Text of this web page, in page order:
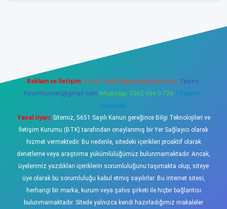
Reklam ve İletişim: E-mail: backlinkpaneli@gmail.com Teams:
forumhizmeti@gmail.com Whatsapp: 0262 606 0 726 Telegram:
@karabul
Yasal Uyarı:Sitemiz, 5651 Sayılı Kanun gereğince Bilgi Teknolojileri ve
İletişim Kurumu (BTK) tarafından onaylanmış bir Yer Sağlayıcı olarak
hizmet vermektedir. Bu nedenle, sitedeki içerikleri proaktif olarak
denetleme veya araştırma yükümlülüğümüz bulunmamaktadır. Ancak,
üyelerimiz yazdıkları içeriklerin sorumluluğunu taşımakta olup, siteye
üye olarak bu sorumluluğu kabul etmiş sayılırlar. Bu internet sitesi,
herhangi bir marka, kurum veya şahıs şirketi ile hiçbir bağlantısı
bulunmamaktadır. Sitede yalnızca kendi hazırladığımız makaleler